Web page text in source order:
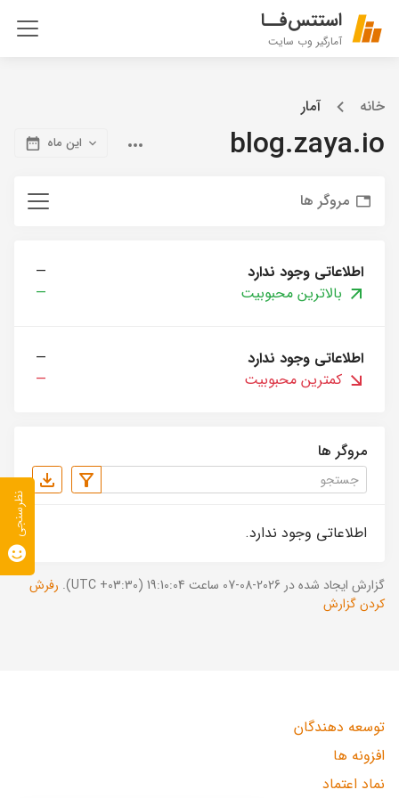
استتس‌فــا
آمارگیر وب سایت
خانه آمار
blog.zaya.io این ماه
مروگر ها
اطلاعاتی وجود ندارد
—
بالاترین محبوبیت
—
اطلاعاتی وجود ندارد
—
کمترین محبوبیت
—
مروگر ها
اطلاعاتی وجود ندارد.
گزارش ایجاد شده در 2026-08-07 ساعت 19:10:04 (UTC +03:30).
رفرش
کردن گزارش
توسعه دهندگان
افزونه ها
نماد اعتماد
نظرسنجی